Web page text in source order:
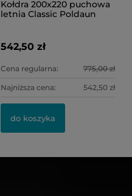
Kołdra 200x220 puchowa
letnia Classic Poldaun
542,50 zł
Cena regularna: 775,00 zł
Najniższa cena: 542,50 zł
do koszyka